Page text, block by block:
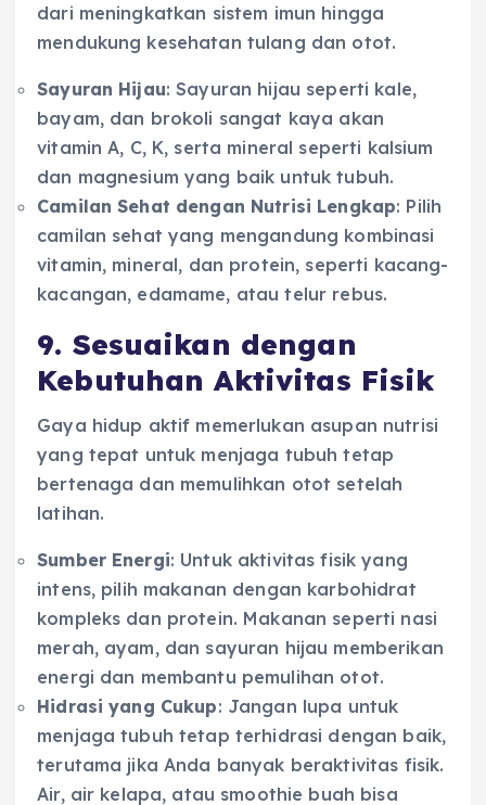
dari meningkatkan sistem imun hingga
mendukung kesehatan tulang dan otot.
Sayuran Hijau: Sayuran hijau seperti kale,
bayam, dan brokoli sangat kaya akan
vitamin A, C, K, serta mineral seperti kalsium
dan magnesium yang baik untuk tubuh.
Camilan Sehat dengan Nutrisi Lengkap: Pilih
camilan sehat yang mengandung kombinasi
vitamin, mineral, dan protein, seperti kacang-
kacangan, edamame, atau telur rebus.
9. Sesuaikan dengan
Kebutuhan Aktivitas Fisik
Gaya hidup aktif memerlukan asupan nutrisi
yang tepat untuk menjaga tubuh tetap
bertenaga dan memulihkan otot setelah
latihan.
Sumber Energi: Untuk aktivitas fisik yang
intens, pilih makanan dengan karbohidrat
kompleks dan protein. Makanan seperti nasi
merah, ayam, dan sayuran hijau memberikan
energi dan membantu pemulihan otot.
Hidrasi yang Cukup: Jangan lupa untuk
menjaga tubuh tetap terhidrasi dengan baik,
terutama jika Anda banyak beraktivitas fisik.
Air, air kelapa, atau smoothie buah bisa